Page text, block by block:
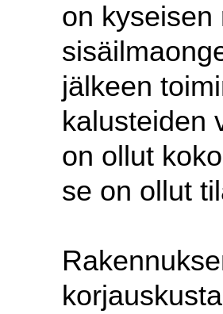
on kyseisen
jälkeen
kalusteiden
on ollut
se on ollut